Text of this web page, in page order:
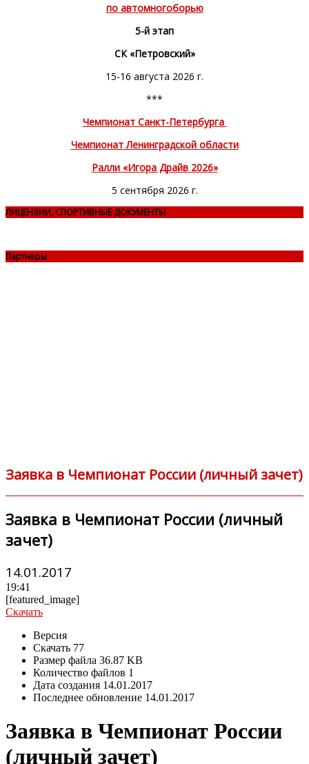
по автомногоборью
5-й этап
СК «Петровский»
15-16 августа 2026 г.
***
Чемпионат Санкт-Петербурга
Чемпионат Ленинградской области
Ралли «Игора Драйв 2026»
5 сентября 2026 г.
ЛИЦЕНЗИИ, СПОРТИВНЫЕ ДОКУМЕНТЫ
Партнеры
Заявка в Чемпионат России (личный зачет)
Заявка в Чемпионат России (личный
зачет)
14.01.2017
19:41
[featured_image]
Скачать
Версия
Скачать 77
Размер файла 36.87 KB
Количество файлов 1
Дата создания 14.01.2017
Последнее обновление 14.01.2017
Заявка в Чемпионат России
(личный зачет)